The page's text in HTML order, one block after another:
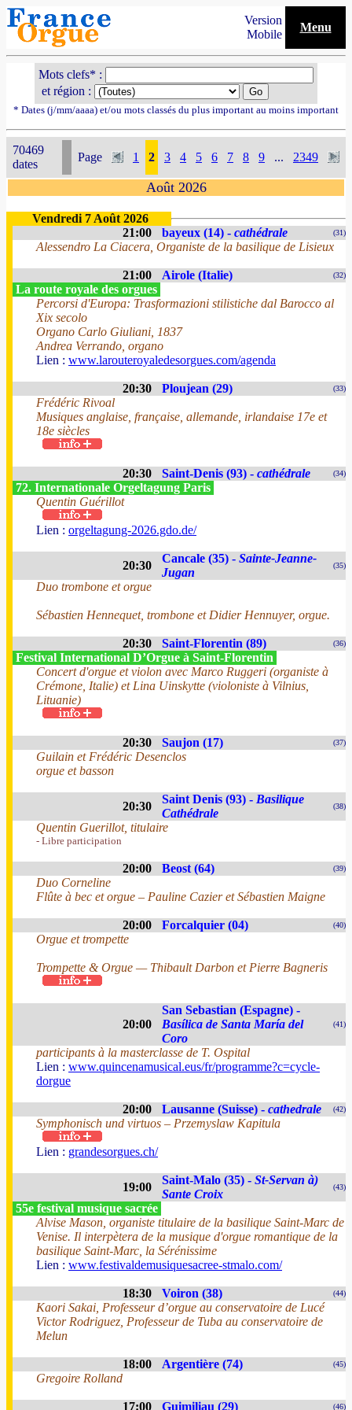
Version
Mobile
Menu
Mots clefs* :
et région :
* Dates (j/mm/aaaa) et/ou mots classés du plus important au moins important
70469
dates
Page 1 2 3 4 5 6 7 8 9 ... 2349
Août 2026
Vendredi 7 Août 2026
21:00
bayeux (14) - cathédrale (31)
Alessendro La Ciacera, Organiste de la basilique de Lisieux
21:00 Airole (Italie) (32)
La route royale des orgues
Percorsi d'Europa: Trasformazioni stilistiche dal Barocco al
Xix secolo
Organo Carlo Giuliani, 1837
Andrea Verrando, organo
Lien : www.larouteroyaledesorgues.com/agenda
20:30 Ploujean (29) (33)
Frédéric Rivoal
Musiques anglaise, française, allemande, irlandaise 17e et
18e siècles
20:30 Saint-Denis (93) - cathédrale (34)
72. Internationale Orgeltagung Paris
Quentin Guérillot
Lien : orgeltagung-2026.gdo.de/
20:30
Cancale (35) - Sainte-Jeanne-
Jugan
(35)
Duo trombone et orgue
Sébastien Hennequet, trombone et Didier Hennuyer, orgue.
20:30 Saint-Florentin (89) (36)
Festival International D’Orgue à Saint-Florentin
Concert d'orgue et violon avec Marco Ruggeri (organiste à
Crémone, Italie) et Lina Uinskytte (violoniste à Vilnius,
Lituanie)
20:30 Saujon (17) (37)
Guilain et Frédéric Desenclos
orgue et basson
20:30
Saint Denis (93) - Basilique
Cathédrale
(38)
Quentin Guerillot, titulaire
- Libre participation
20:00 Beost (64) (39)
Duo Corneline
Flûte à bec et orgue – Pauline Cazier et Sébastien Maigne
20:00 Forcalquier (04) (40)
Orgue et trompette
Trompette & Orgue — Thibault Darbon et Pierre Bagneris
20:00
San Sebastian (Espagne) -
Basílica de Santa María del
Coro
(41)
participants à la masterclasse de T. Ospital
Lien : www.quincenamusical.eus/fr/programme?c=cycle-
dorgue
20:00 Lausanne (Suisse) - cathedrale (42)
Symphonisch und virtuos – Przemyslaw Kapitula
Lien : grandesorgues.ch/
19:00
Saint-Malo (35) - St-Servan à)
Sante Croix
(43)
55e festival musique sacrée
Alvise Mason, organiste titulaire de la basilique Saint-Marc de
Venise. Il interpètera de la musique d'orgue romantique de la
basilique Saint-Marc, la Sérénissime
Lien : www.festivaldemusiquesacree-stmalo.com/
18:30 Voiron (38) (44)
Kaori Sakai, Professeur d’orgue au conservatoire de Lucé
Victor Rodriguez, Professeur de Tuba au conservatoire de
Melun
18:00 Argentière (74) (45)
Gregoire Rolland
17:00 Guimiliau (29) (46)